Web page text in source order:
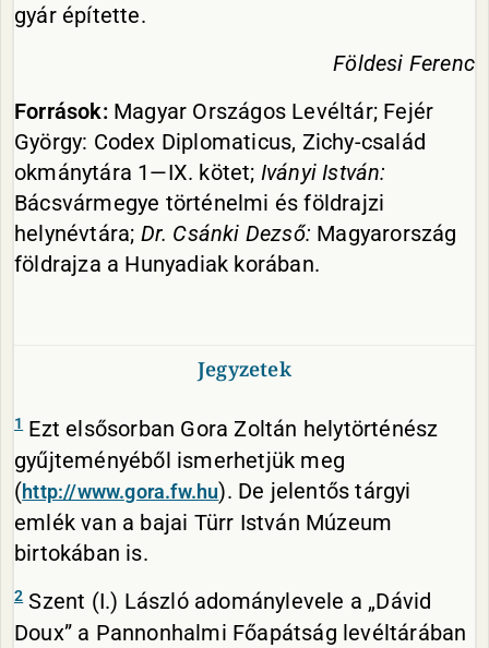
gyár építette.
Földesi Ferenc
Források:Magyar Országos Levéltár; Fejér
György: Codex Diplomaticus, Zichy-család
okmánytára 1—IX. kötet; Iványi István:
Bácsvármegye történelmi és földrajzi
helynévtára; Dr. Csánki Dezső: Magyarország
földrajza a Hunyadiak korában.
Jegyzetek
1Ezt elsősorban Gora Zoltán helytörténész
gyűjteményéből ismerhetjük meg
(http://www.gora.fw.hu). De jelentős tárgyi
emlék van a bajai Türr István Múzeum
birtokában is.
2Szent (I.) László adománylevele a „Dávid
Doux” a Pannonhalmi Főapátság levéltárában